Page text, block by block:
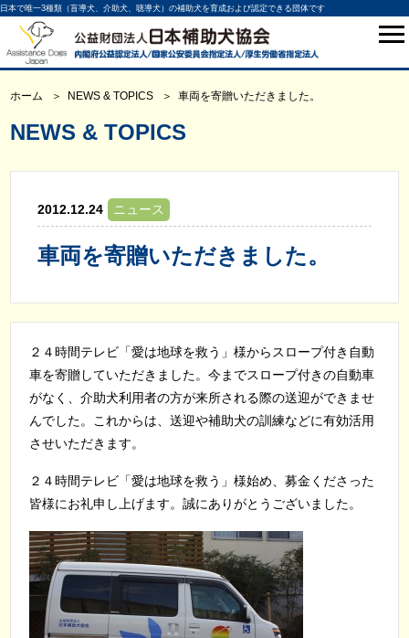
日本で唯一3種類（盲導犬、介助犬、聴導犬）の補助犬を育成および認定できる団体です
ホーム NEWS & TOPICS 車両を寄贈いただきました。
NEWS & TOPICS
2012.12.24 ニュース
車両を寄贈いただきました。
２４時間テレビ「愛は地球を救う」様からスロープ付き自動
車を寄贈していただきました。今までスロープ付きの自動車
がなく、介助犬利用者の方が来所される際の送迎ができませ
んでした。これからは、送迎や補助犬の訓練などに有効活用
させいただきます。
２４時間テレビ「愛は地球を救う」様始め、募金くださった
皆様にお礼申し上げます。誠にありがとうございました。